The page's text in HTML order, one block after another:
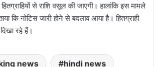
से राशि वसूल की जाएगी। हालांकि इस मामले
कि नोटिस जारी होने से बदलाव आया है। हितग्राही
रहे हैं।
news hindi news